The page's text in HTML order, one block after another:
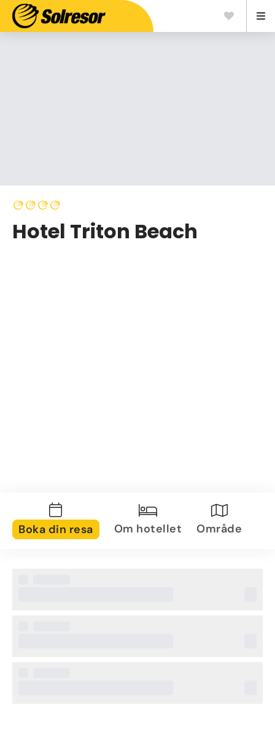
Hotel Triton Beach
Boka din resa Om hotellet Område